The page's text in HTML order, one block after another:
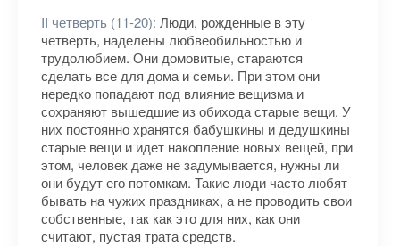
II четверть (11-20): Люди, рожденные в эту
четверть, наделены любвеобильностью и
трудолюбием. Они домовитые, стараются
сделать все для дома и семьи. При этом они
нередко попадают под влияние вещизма и
сохраняют вышедшие из обихода старые вещи. У
них постоянно хранятся бабушкины и дедушкины
старые вещи и идет накопление новых вещей, при
этом, человек даже не задумывается, нужны ли
они будут его потомкам. Такие люди часто любят
бывать на чужих праздниках, а не проводить свои
собственные, так как это для них, как они
считают, пустая трата средств.